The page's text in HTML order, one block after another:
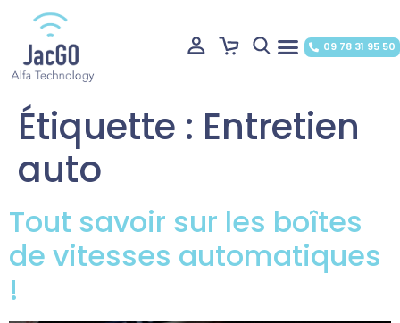
09 78 31 95 50
Étiquette : Entretien
auto
Tout savoir sur les boîtes
de vitesses automatiques
!